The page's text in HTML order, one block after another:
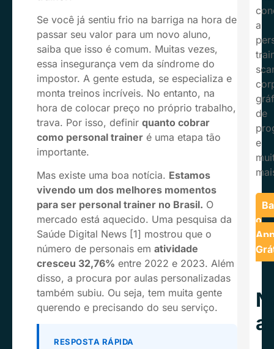
Se você já sentiu frio na barriga na hora de
passar seu valor para um novo aluno,
saiba que isso é comum. Muitas vezes,
essa insegurança vem da síndrome do
impostor. A gente estuda, se especializa e
monta treinos incríveis. No entanto, na
hora de colocar preço no próprio trabalho,
trava. Por isso, definir quanto cobrar
como personal trainer é uma etapa tão
importante.
Mas existe uma boa notícia. Estamos
vivendo um dos melhores momentos
para ser personal trainer no Brasil. O
mercado está aquecido. Uma pesquisa da
Saúde Digital News [1] mostrou que o
número de personais em atividade
cresceu 32,76% entre 2022 e 2023. Além
disso, a procura por aulas personalizadas
também subiu. Ou seja, tem muita gente
querendo e precisando do seu serviço.
RESPOSTA RÁPIDA
a
de
e
o